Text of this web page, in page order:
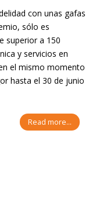
con unas gafas
sólo es
superior a 150
y servicios en
el mismo momento
hasta el 30 de junio
Read more...